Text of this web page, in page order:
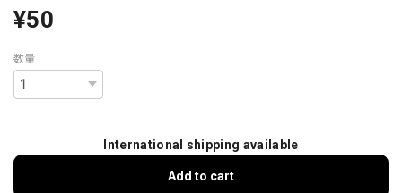
¥50
数量
International shipping available
Add to cart